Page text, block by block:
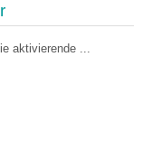
aktivierende ...